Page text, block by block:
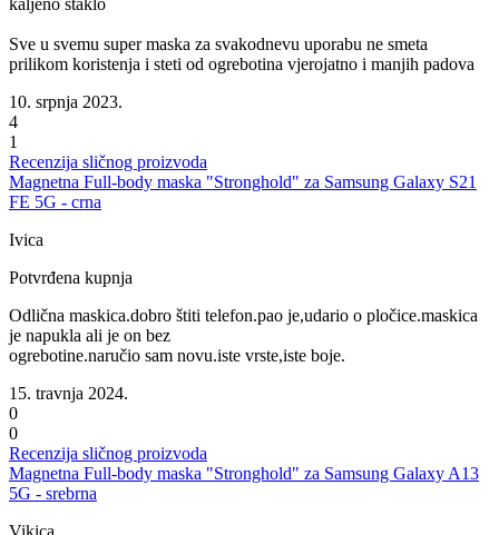
kaljeno staklo
Sve u svemu super maska za svakodnevu uporabu ne smeta
prilikom koristenja i steti od ogrebotina vjerojatno i manjih padova
10. srpnja 2023.
4
1
Recenzija sličnog proizvoda
Magnetna Full-body maska "Stronghold" za Samsung Galaxy S21
FE 5G - crna
Ivica
Potvrđena kupnja
Odlična maskica.dobro štiti telefon.pao je,udario o pločice.maskica
je napukla ali je on bez
ogrebotine.naručio sam novu.iste vrste,iste boje.
15. travnja 2024.
0
0
Recenzija sličnog proizvoda
Magnetna Full-body maska "Stronghold" za Samsung Galaxy A13
5G - srebrna